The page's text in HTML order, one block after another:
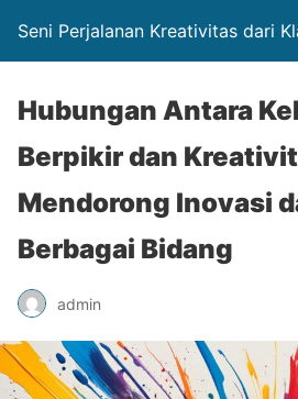
Seni Perjalanan Kreativitas dari
Hubungan Antara
Berpikir dan
Mendorong Inovasi
Berbagai Bidang
admin